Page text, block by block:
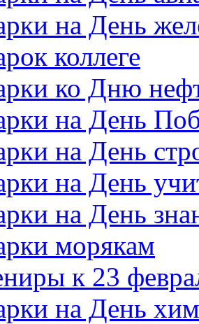
на День
коллеге
ко Дню
на День
на День
на День
на День
морякам
к 23
на День